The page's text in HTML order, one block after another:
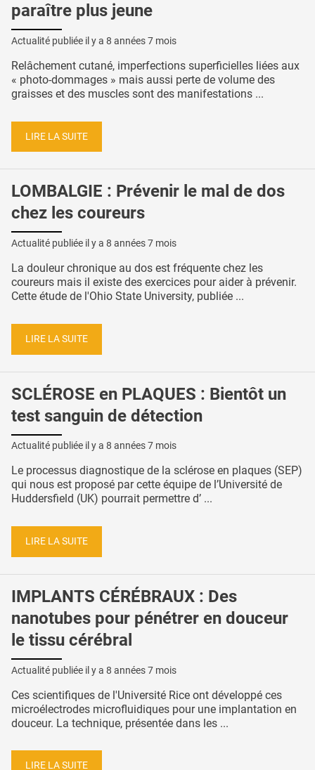
paraître plus jeune
Actualité publiée il y a 8 années 7 mois
Relâchement cutané, imperfections superficielles liées aux
« photo-dommages » mais aussi perte de volume des
graisses et des muscles sont des manifestations ...
LIRE LA SUITE
LOMBALGIE : Prévenir le mal de dos
chez les coureurs
Actualité publiée il y a 8 années 7 mois
La douleur chronique au dos est fréquente chez les
coureurs mais il existe des exercices pour aider à prévenir.
Cette étude de l'Ohio State University, publiée ...
LIRE LA SUITE
SCLÉROSE en PLAQUES : Bientôt un
test sanguin de détection
Actualité publiée il y a 8 années 7 mois
Le processus diagnostique de la sclérose en plaques (SEP)
qui nous est proposé par cette équipe de l’Université de
Huddersfield (UK) pourrait permettre d’ ...
LIRE LA SUITE
IMPLANTS CÉRÉBRAUX : Des
nanotubes pour pénétrer en douceur
le tissu cérébral
Actualité publiée il y a 8 années 7 mois
Ces scientifiques de l'Université Rice ont développé ces
microélectrodes microfluidiques pour une implantation en
douceur. La technique, présentée dans les ...
LIRE LA SUITE